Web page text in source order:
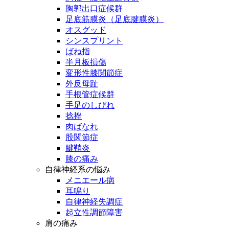
胸郭出口症候群
足底筋膜炎（足底腱膜炎）
オスグッド
シンスプリント
ばね指
半月板損傷
変形性膝関節症
外反母趾
手根管症候群
手足のしびれ
捻挫
肉ばなれ
股関節症
腱鞘炎
膝の痛み
自律神経系の悩み
メニエール病
耳鳴り
自律神経失調症
起立性調節障害
肩の痛み